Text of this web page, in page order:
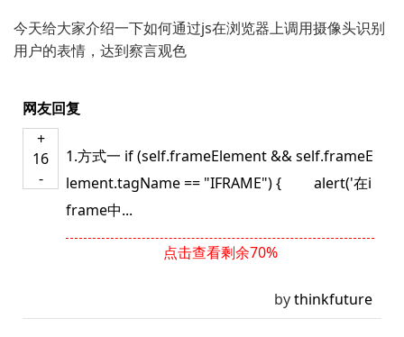
今天给大家介绍一下如何通过js在浏览器上调用摄像头识别
用户的表情，达到察言观色
网友回复
+
16
-
1.方式一 if (self.frameElement && self.frameE
lement.tagName == "IFRAME") { alert('在i
frame中...
点击查看剩余70%
bythinkfuture